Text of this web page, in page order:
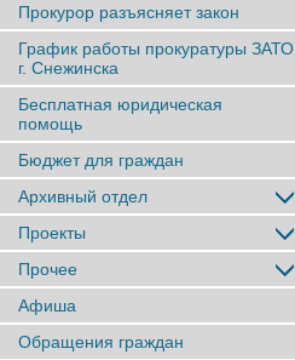
Прокурор разъясняет закон
График работы прокуратуры ЗАТО
г. Снежинска
Бесплатная юридическая
помощь
Бюджет для граждан
Архивный отдел
Проекты
Прочее
Афиша
Обращения граждан